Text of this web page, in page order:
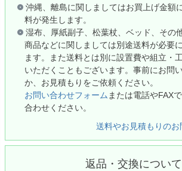
沖縄、離島に関しましてはお買上げ金額
料が発生します。
湿布、厚紙副子、松葉杖、ベッド、その
商品などに関しましては別途送料が必要
ます。また送料とは別に設置費や組立・
いただくこともございます。事前にお問
か、お見積もりをご依頼ください。
お問い合わせフォーム または電話やFAX
合わせください。
送料やお見積もりの
返品・交換について